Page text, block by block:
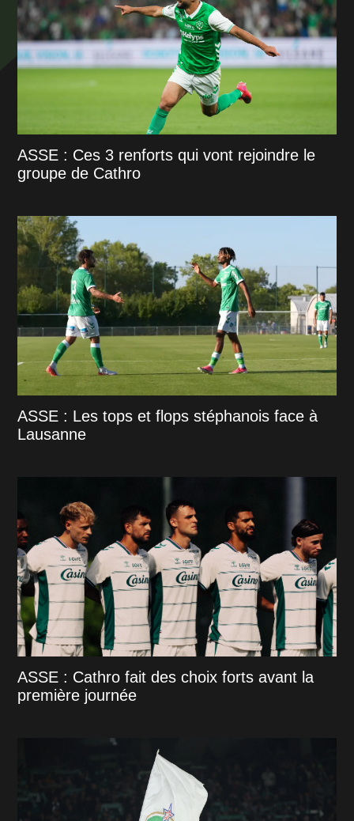
ASSE : Ces 3 renforts qui vont rejoindre le
groupe de Cathro
ASSE : Les tops et flops stéphanois face à
Lausanne
ASSE : Cathro fait des choix forts avant la
première journée